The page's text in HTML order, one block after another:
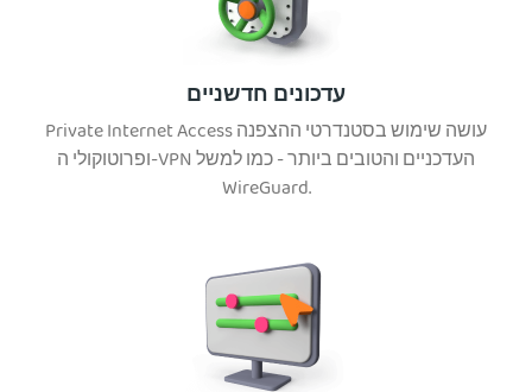
עדכונים חדשניים
Private Internet Access עושה שימוש בסטנדרטי ההצפנה
ופרוטוקולי ה-VPN העדכניים והטובים ביותר - כמו למשל
WireGuard.